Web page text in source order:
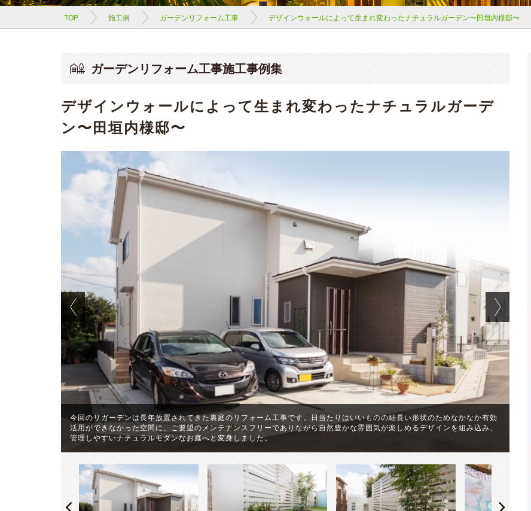
TOP 施工例 ガーデンリフォーム工事 デザインウォールによって生まれ変わったナチュラルガーデン〜田垣内様邸〜
ガーデンリフォーム工事施工事例集
デザインウォールによって生まれ変わったナチュラルガーデ
ン〜田垣内様邸〜
今回のリガーデンは長年放置されてきた裏庭のリフォーム工事です。日当たりはいいものの細長い形状のためなかなか有効
活用ができなかった空間に、ご要望のメンテナンスフリーでありながら自然豊かな雰囲気が楽しめるデザインを組み込み、
管理しやすいナチュラルモダンなお庭へと変身しました。